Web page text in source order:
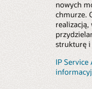
nowych
chmurze.
strukturę i
IP